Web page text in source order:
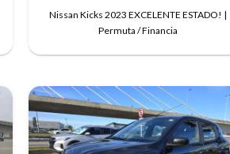
Nissan Kicks 2023 EXCELENTE ESTADO! |
Permuta / Financia